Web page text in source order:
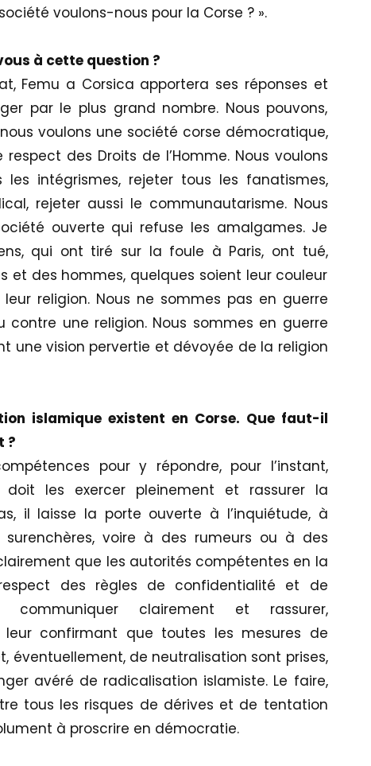
voulons-nous pour la Corse ? ».
à cette question ?
Femu a Corsica apportera ses réponses et
par le plus grand nombre. Nous pouvons,
voulons une société corse démocratique,
des Droits de l’Homme. Nous voulons
intégrismes, rejeter tous les fanatismes,
rejeter aussi le communautarisme. Nous
ouverte qui refuse les amalgames. Je
qui ont tiré sur la foule à Paris, ont tué,
et des hommes, quelques soient leur couleur
religion. Nous ne sommes pas en guerre
une religion. Nous sommes en guerre
une vision pervertie et dévoyée de la religion
islamique existent en Corse. Que faut-il
?
pour y répondre, pour l’instant,
doit les exercer pleinement et rassurer la
il laisse la porte ouverte à l’inquiétude, à
voire à des rumeurs ou à des
que les autorités compétentes en la
des règles de confidentialité et de
communiquer clairement et rassurer,
leur confirmant que toutes les mesures de
éventuellement, de neutralisation sont prises,
avéré de radicalisation islamiste. Le faire,
tous les risques de dérives et de tentation
à proscrire en démocratie.